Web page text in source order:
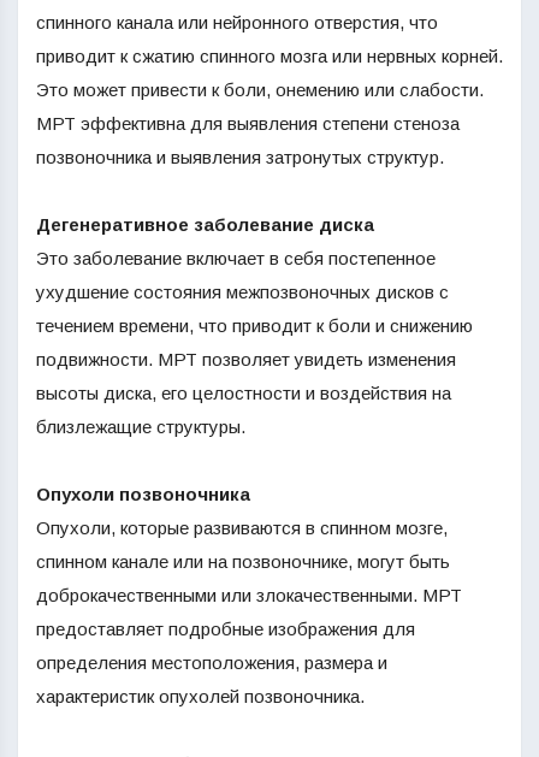
спинного канала или нейронного отверстия, что
приводит к сжатию спинного мозга или нервных корней.
Это может привести к боли, онемению или слабости.
МРТ эффективна для выявления степени стеноза
позвоночника и выявления затронутых структур.
Дегенеративное заболевание диска
Это заболевание включает в себя постепенное
ухудшение состояния межпозвоночных дисков с
течением времени, что приводит к боли и снижению
подвижности. МРТ позволяет увидеть изменения
высоты диска, его целостности и воздействия на
близлежащие структуры.
Опухоли позвоночника
Опухоли, которые развиваются в спинном мозге,
спинном канале или на позвоночнике, могут быть
доброкачественными или злокачественными. МРТ
предоставляет подробные изображения для
определения местоположения, размера и
характеристик опухолей позвоночника.